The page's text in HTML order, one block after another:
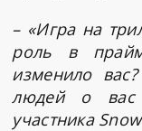
– «Игра на
роль в
изменило
людей о вас
участника